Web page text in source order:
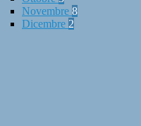
Novembre 8
Dicembre 2